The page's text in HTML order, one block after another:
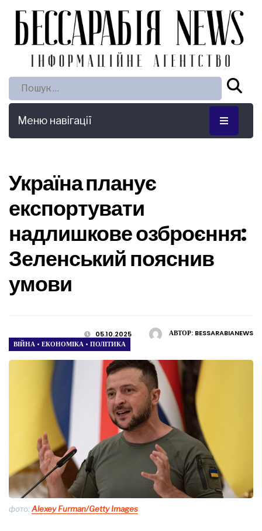
Пошук:
Меню навігації
Україна планує
експортувати
надлишкове озброєння:
Зеленський пояснив
умови
АВТОР: BESSARABIANEWS
05.10.2025
ВІЙНА • ЕКОНОМІКА • ПОЛІТИКА
фото:Alexey Furman/Getty Images